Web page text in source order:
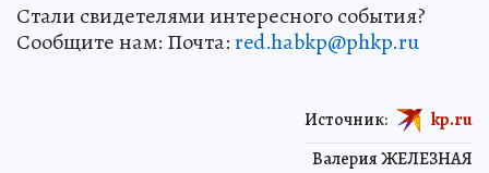
Стали свидетелями интересного события?
Сообщите нам: Почта:red.habkp@phkp.ru
Валерия ЖЕЛЕЗНАЯ
Источник: kp.ru